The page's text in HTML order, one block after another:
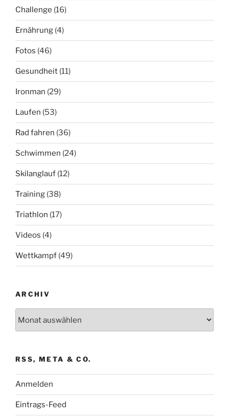
Challenge (16)
Ernährung (4)
Fotos (46)
Gesundheit (11)
Ironman (29)
Laufen (53)
Rad fahren (36)
Schwimmen (24)
Skilanglauf (12)
Training (38)
Triathlon (17)
Videos (4)
Wettkampf (49)
ARCHIV
RSS, META & CO.
Anmelden
Eintrags-Feed